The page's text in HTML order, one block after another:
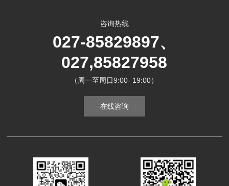
咨询热线
027-85829897、
027,85827958
（周一至周日9:00- 19:00）
在线咨询